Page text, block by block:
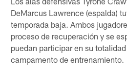
DeMarcus Lawrence (espalda)
temporada baja. Ambos
proceso de recuperación y se
puedan participar en su
campamento de entrenamiento.